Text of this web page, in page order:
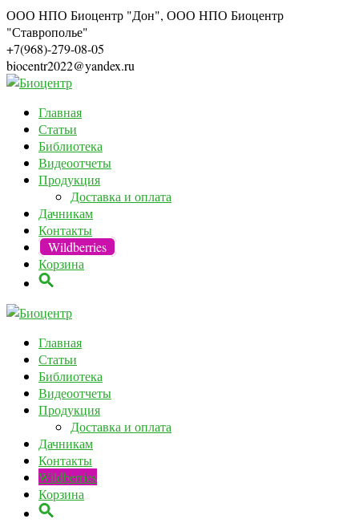
ООО НПО Биоцентр "Дон", ООО НПО Биоцентр
"Ставрополье"
+7(968)-279-08-05
biocentr2022@yandex.ru
Главная
Статьи
Библиотека
Видеоотчеты
Продукция
Доставка и оплата
Дачникам
Контакты
Wildberries
Корзина
Главная
Статьи
Библиотека
Видеоотчеты
Продукция
Доставка и оплата
Дачникам
Контакты
Wildberries
Корзина